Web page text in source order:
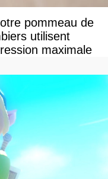
pommeau de
utilisent
maximale